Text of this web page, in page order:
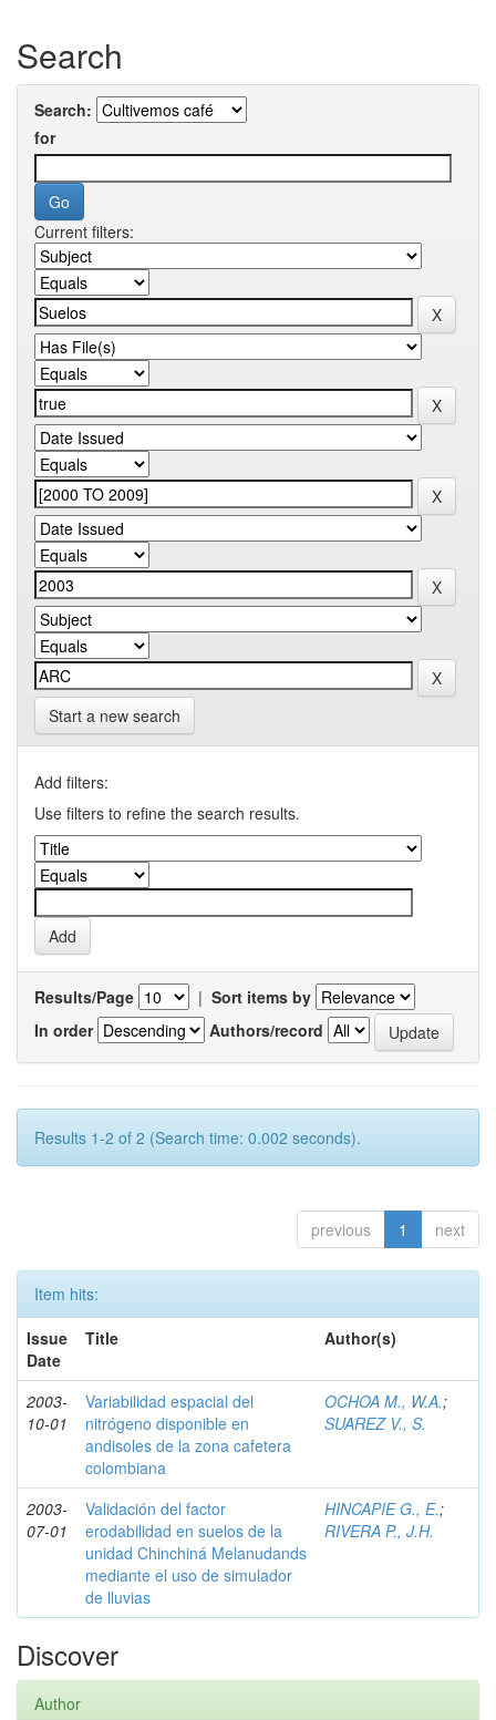
Search
Search:
for
Current filters:
Start a new search
Add filters:
Use filters to refine the search results.
Results/Page | Sort items by
In order
Authors/record
Results 1-2 of 2 (Search time: 0.002 seconds).
previous 1 next
Item hits:
Issue
Date
Title Author(s)
2003-
10-01
Variabilidad espacial del
nitrógeno disponible en
andisoles de la zona cafetera
colombiana
OCHOA M., W.A.;
SUAREZ V., S.
2003-
07-01
Validación del factor
erodabilidad en suelos de la
unidad Chinchiná Melanudands
mediante el uso de simulador
de lluvias
HINCAPIE G., E.;
RIVERA P., J.H.
Discover
Author